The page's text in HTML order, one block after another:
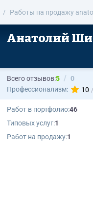
Работы на продажу
Анатолий
Всего отзывов:5
0
Профессионализм:
10
Работ в портфолио:46
Типовых услуг:1
Работ на продажу:1